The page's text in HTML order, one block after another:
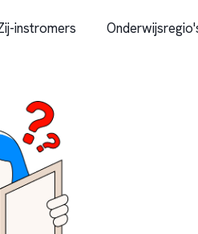
instromers